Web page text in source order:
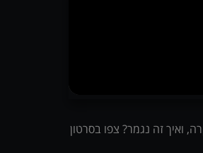
ואיך זה נגמר? צפו בסרטון